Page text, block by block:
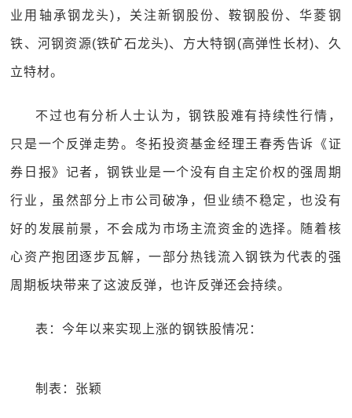
业用轴承钢龙头)，关注新钢股份、鞍钢股份、华菱钢
铁、河钢资源(铁矿石龙头)、方大特钢(高弹性长材)、久
立特材。
不过也有分析人士认为，钢铁股难有持续性行情，
只是一个反弹走势。冬拓投资基金经理王春秀告诉《证
券日报》记者，钢铁业是一个没有自主定价权的强周期
行业，虽然部分上市公司破净，但业绩不稳定，也没有
好的发展前景，不会成为市场主流资金的选择。随着核
心资产抱团逐步瓦解，一部分热钱流入钢铁为代表的强
周期板块带来了这波反弹，也许反弹还会持续。
表：今年以来实现上涨的钢铁股情况：
制表：张颖